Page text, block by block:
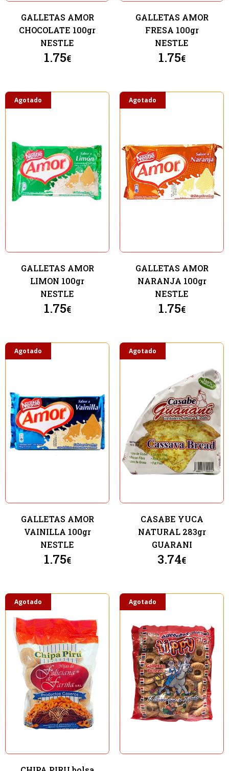
GALLETAS AMOR
CHOCOLATE 100gr
NESTLE
1.75€
GALLETAS AMOR
FRESA 100gr
NESTLE
1.75€
Agotado
GALLETAS AMOR
LIMON 100gr
NESTLE
1.75€
Agotado
GALLETAS AMOR
NARANJA 100gr
NESTLE
1.75€
Agotado
GALLETAS AMOR
VAINILLA 100gr
NESTLE
1.75€
Agotado
CASABE YUCA
NATURAL 283gr
GUARANI
3.74€
Agotado Agotado